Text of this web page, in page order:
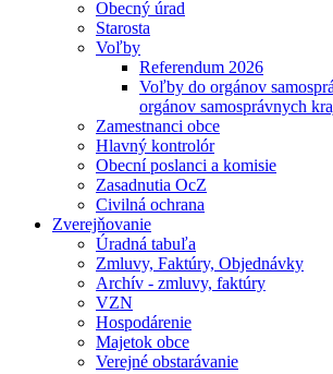
Obecný úrad
Starosta
Voľby
Referendum 2026
Voľby do orgánov
orgánov samosprávnych
Zamestnanci obce
Hlavný kontrolór
Obecní poslanci a komisie
Zasadnutia OcZ
Civilná ochrana
Zverejňovanie
Úradná tabuľa
Zmluvy, Faktúry, Objednávky
Archív - zmluvy, faktúry
VZN
Hospodárenie
Majetok obce
Verejné obstarávanie